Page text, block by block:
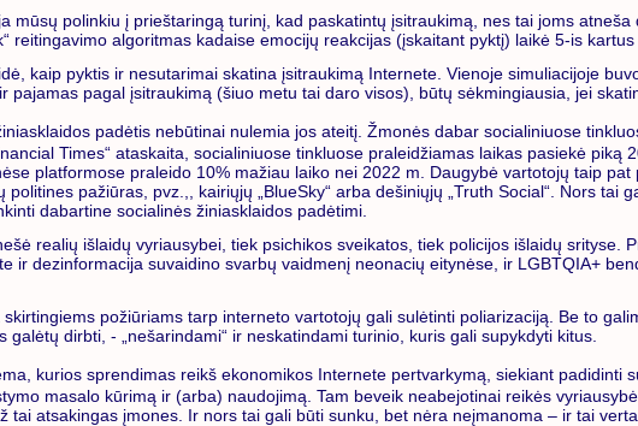
mūsų polinkiu į prieštaringą turinį, kad paskatintų įsitraukimą, nes tai joms
reitingavimo algoritmas kadaise emocijų reakcijas (įskaitant pyktį) laikė 5-is kartus
kaip pyktis ir nesutarimai skatina įsitraukimą Internete. Vienoje simuliacijoje
pajamas pagal įsitraukimą (šiuo metu tai daro visos), būtų sėkmingiausia, jei
padėtis nebūtinai nulemia jos ateitį. Žmonės dabar socialiniuose
Times“ ataskaita, socialiniuose tinkluose praleidžiamas laikas pasiekė piką
platformose praleido 10% mažiau laiko nei 2022 m. Daugybė vartotojų taip pat
pažiūras, pvz.,, kairiųjų „BlueSky“ arba dešiniųjų „Truth Social“. Nors tai
dabartine socialinės žiniasklaidos padėtimi.
realių išlaidų vyriausybei, tiek psichikos sveikatos, tiek policijos išlaidų srityse.
ir dezinformacija suvaidino svarbų vaidmenį neonacių eitynėse, ir LGBTQIA+
požiūriams tarp interneto vartotojų gali sulėtinti poliarizaciją. Be to
dirbti, - „nešarindami“ ir neskatindami turinio, kuris gali supykdyti kitus.
kurios sprendimas reikš ekonomikos Internete pertvarkymą, siekiant padidinti
masalo kūrimą ir (arba) naudojimą. Tam beveik neabejotinai reikės
tai atsakingas įmones. Ir nors tai gali būti sunku, bet nėra neįmanoma – ir tai